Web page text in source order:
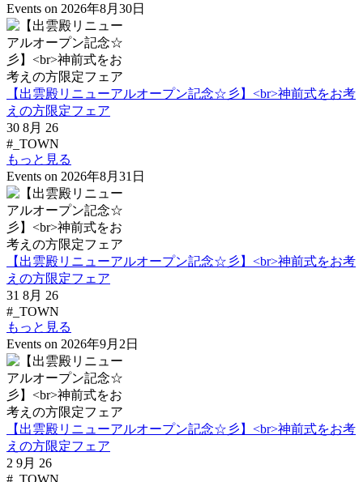
Events on 2026年8月30日
【出雲殿リニューアルオープン記念☆彡】<br>神前式をお考
えの方限定フェア
30 8月 26
#_TOWN
もっと見る
Events on 2026年8月31日
【出雲殿リニューアルオープン記念☆彡】<br>神前式をお考
えの方限定フェア
31 8月 26
#_TOWN
もっと見る
Events on 2026年9月2日
【出雲殿リニューアルオープン記念☆彡】<br>神前式をお考
えの方限定フェア
2 9月 26
#_TOWN